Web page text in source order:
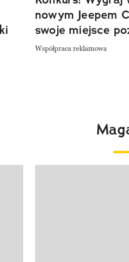
nowym Jeepem
swoje miejsce
Współpraca reklamowa